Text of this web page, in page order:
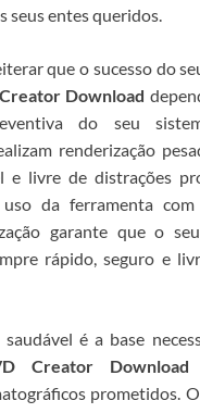
seus entes queridos.
que o sucesso do
Download
do seu
renderização
e livre de distrações
da ferramenta
garante que o
rápido, seguro e
é a base
Creator Download
prometidos.